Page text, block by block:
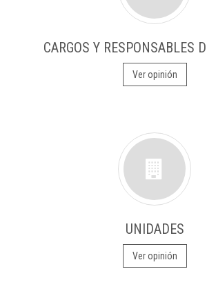
CARGOS Y RESPONSABLES
Ver opinión
UNIDADES
Ver opinión